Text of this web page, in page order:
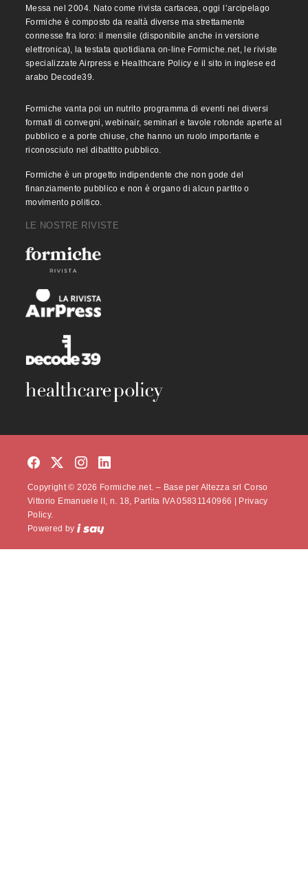
Messa nel 2004. Nato come rivista cartacea, oggi l’arcipelago
Formiche è composto da realtà diverse ma strettamente
connesse fra loro: il mensile (disponibile anche in versione
elettronica), la testata quotidiana on-line Formiche.net, le riviste
specializzate Airpress e Healthcare Policy e il sito in inglese ed
arabo Decode39.
Formiche vanta poi un nutrito programma di eventi nei diversi
formati di convegni, webinair, seminari e tavole rotonde aperte al
pubblico e a porte chiuse, che hanno un ruolo importante e
riconosciuto nel dibattito pubblico.
Formiche è un progetto indipendente che non gode del
finanziamento pubblico e non è organo di alcun partito o
movimento politico.
LE NOSTRE RIVISTE
Copyright © 2026 Formiche.net. – Base per Altezza srl Corso
Vittorio Emanuele II, n. 18, Partita IVA 05831140966 | Privacy
Policy.
Powered by